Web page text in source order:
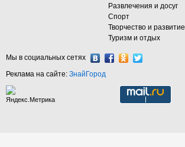
Развлечения и досуг
Спорт
Творчество и развитие
Туризм и отдых
Мы в социальных сетях
Реклама на сайте: ЗнайГород